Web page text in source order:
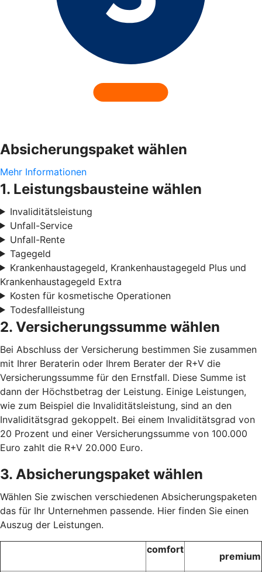
Absicherungspaket wählen
Mehr Informationen
1. Leistungsbausteine wählen
Invaliditätsleistung
Unfall-Service
Unfall-Rente
Tagegeld
Krankenhaustagegeld, Krankenhaustagegeld Plus und
Krankenhaustagegeld Extra
Kosten für kosmetische Operationen
Todesfallleistung
2. Versicherungssumme wählen
Bei Abschluss der Versicherung bestimmen Sie zusammen
mit Ihrer Beraterin oder Ihrem Berater der R+V die
Versicherungssumme für den Ernstfall. Diese Summe ist
dann der Höchstbetrag der Leistung. Einige Leistungen,
wie zum Beispiel die Invaliditätsleistung, sind an den
Invaliditätsgrad gekoppelt. Bei einem Invaliditätsgrad von
20 Prozent und einer Versicherungssumme von 100.000
Euro zahlt die R+V 20.000 Euro.
3. Absicherungspaket wählen
Wählen Sie zwischen verschiedenen Absicherungspaketen
das für Ihr Unternehmen passende. Hier finden Sie einen
Auszug der Leistungen.
comfort
premium